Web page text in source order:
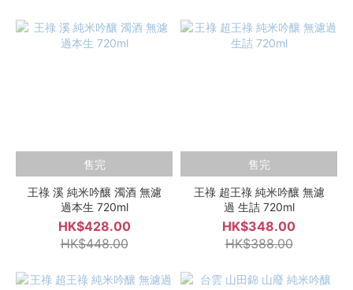
售完
王祿 溪 純米吟釀 濁酒 無濾
過本生 720ml
HK$428.00
HK$448.00
售完
王祿 超王祿 純米吟釀 無濾
過 生詰 720ml
HK$348.00
HK$388.00